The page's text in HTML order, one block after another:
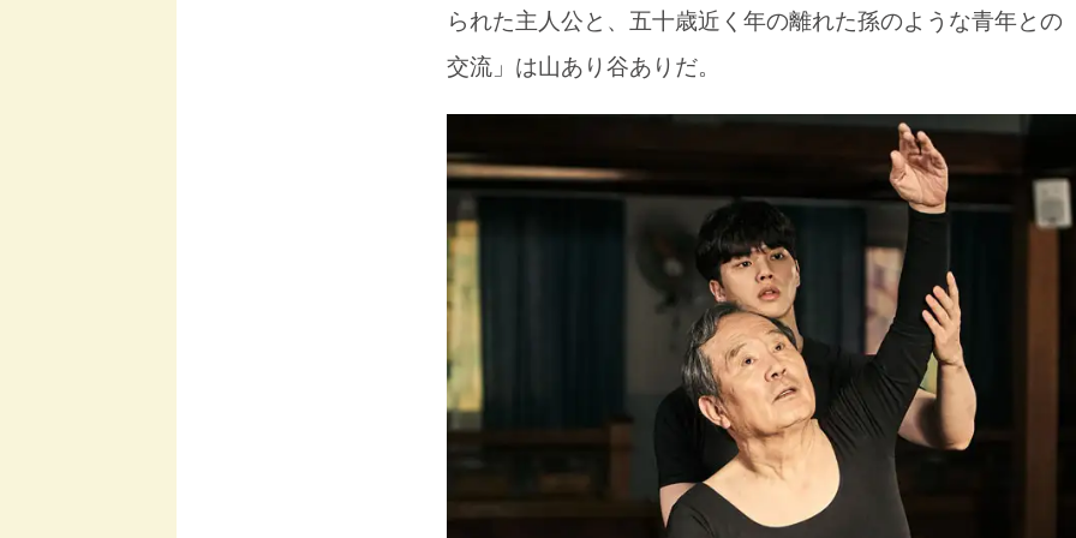
られた主人公と、五十歳近く年の離れた孫のような青年との
交流」は山あり谷ありだ。